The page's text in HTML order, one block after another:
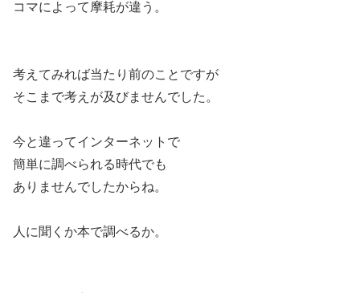
コマによって摩耗が違う。
考えてみれば当たり前のことですが
そこまで考えが及びませんでした。
今と違ってインターネットで
簡単に調べられる時代でも
ありませんでしたからね。
人に聞くか本で調べるか。